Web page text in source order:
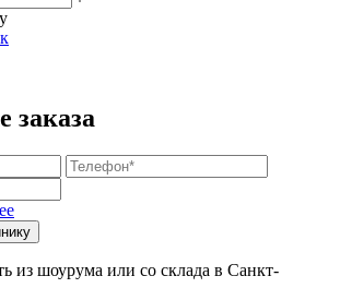
заказа
из шоурума или со склада в Санкт-